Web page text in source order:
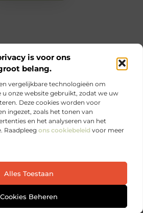
is voor ons
belang.
vergelijkbare technologieën om
u onze website gebruikt, zodat we uw
Deze cookies worden voor
ingezet, zoals het tonen van
en het analyseren van het
Raadpleeg ons cookiebeleid voor meer
Alles Toestaan
Cookies Beheren
nieuws op Je-eigen-marketing.be.
marketing begint bij jezelf.
marketing.be